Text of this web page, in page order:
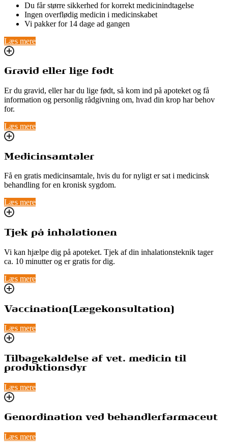
Du får større sikkerhed for korrekt medicinindtagelse
Ingen overflødig medicin i medicinskabet
Vi pakker for 14 dage ad gangen
Læs mere
Gravid eller lige født
Er du gravid, eller har du lige født, så kom ind på apoteket og få
information og personlig rådgivning om, hvad din krop har behov
for.
Læs mere
Medicinsamtaler
Få en gratis medicinsamtale, hvis du for nyligt er sat i medicinsk
behandling for en kronisk sygdom.
Læs mere
Tjek på inhalationen
Vi kan hjælpe dig på apoteket. Tjek af din inhalationsteknik tager
ca. 10 minutter og er gratis for dig.
Læs mere
Vaccination(Lægekonsultation)
Læs mere
Tilbagekaldelse af vet. medicin til
produktionsdyr
Læs mere
Genordination ved behandlerfarmaceut
Læs mere